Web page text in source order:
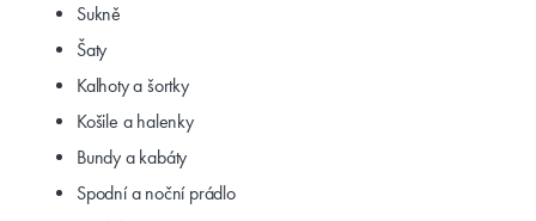
Sukně
Šaty
Kalhoty a šortky
Košile a halenky
Bundy a kabáty
Spodní a noční prádlo